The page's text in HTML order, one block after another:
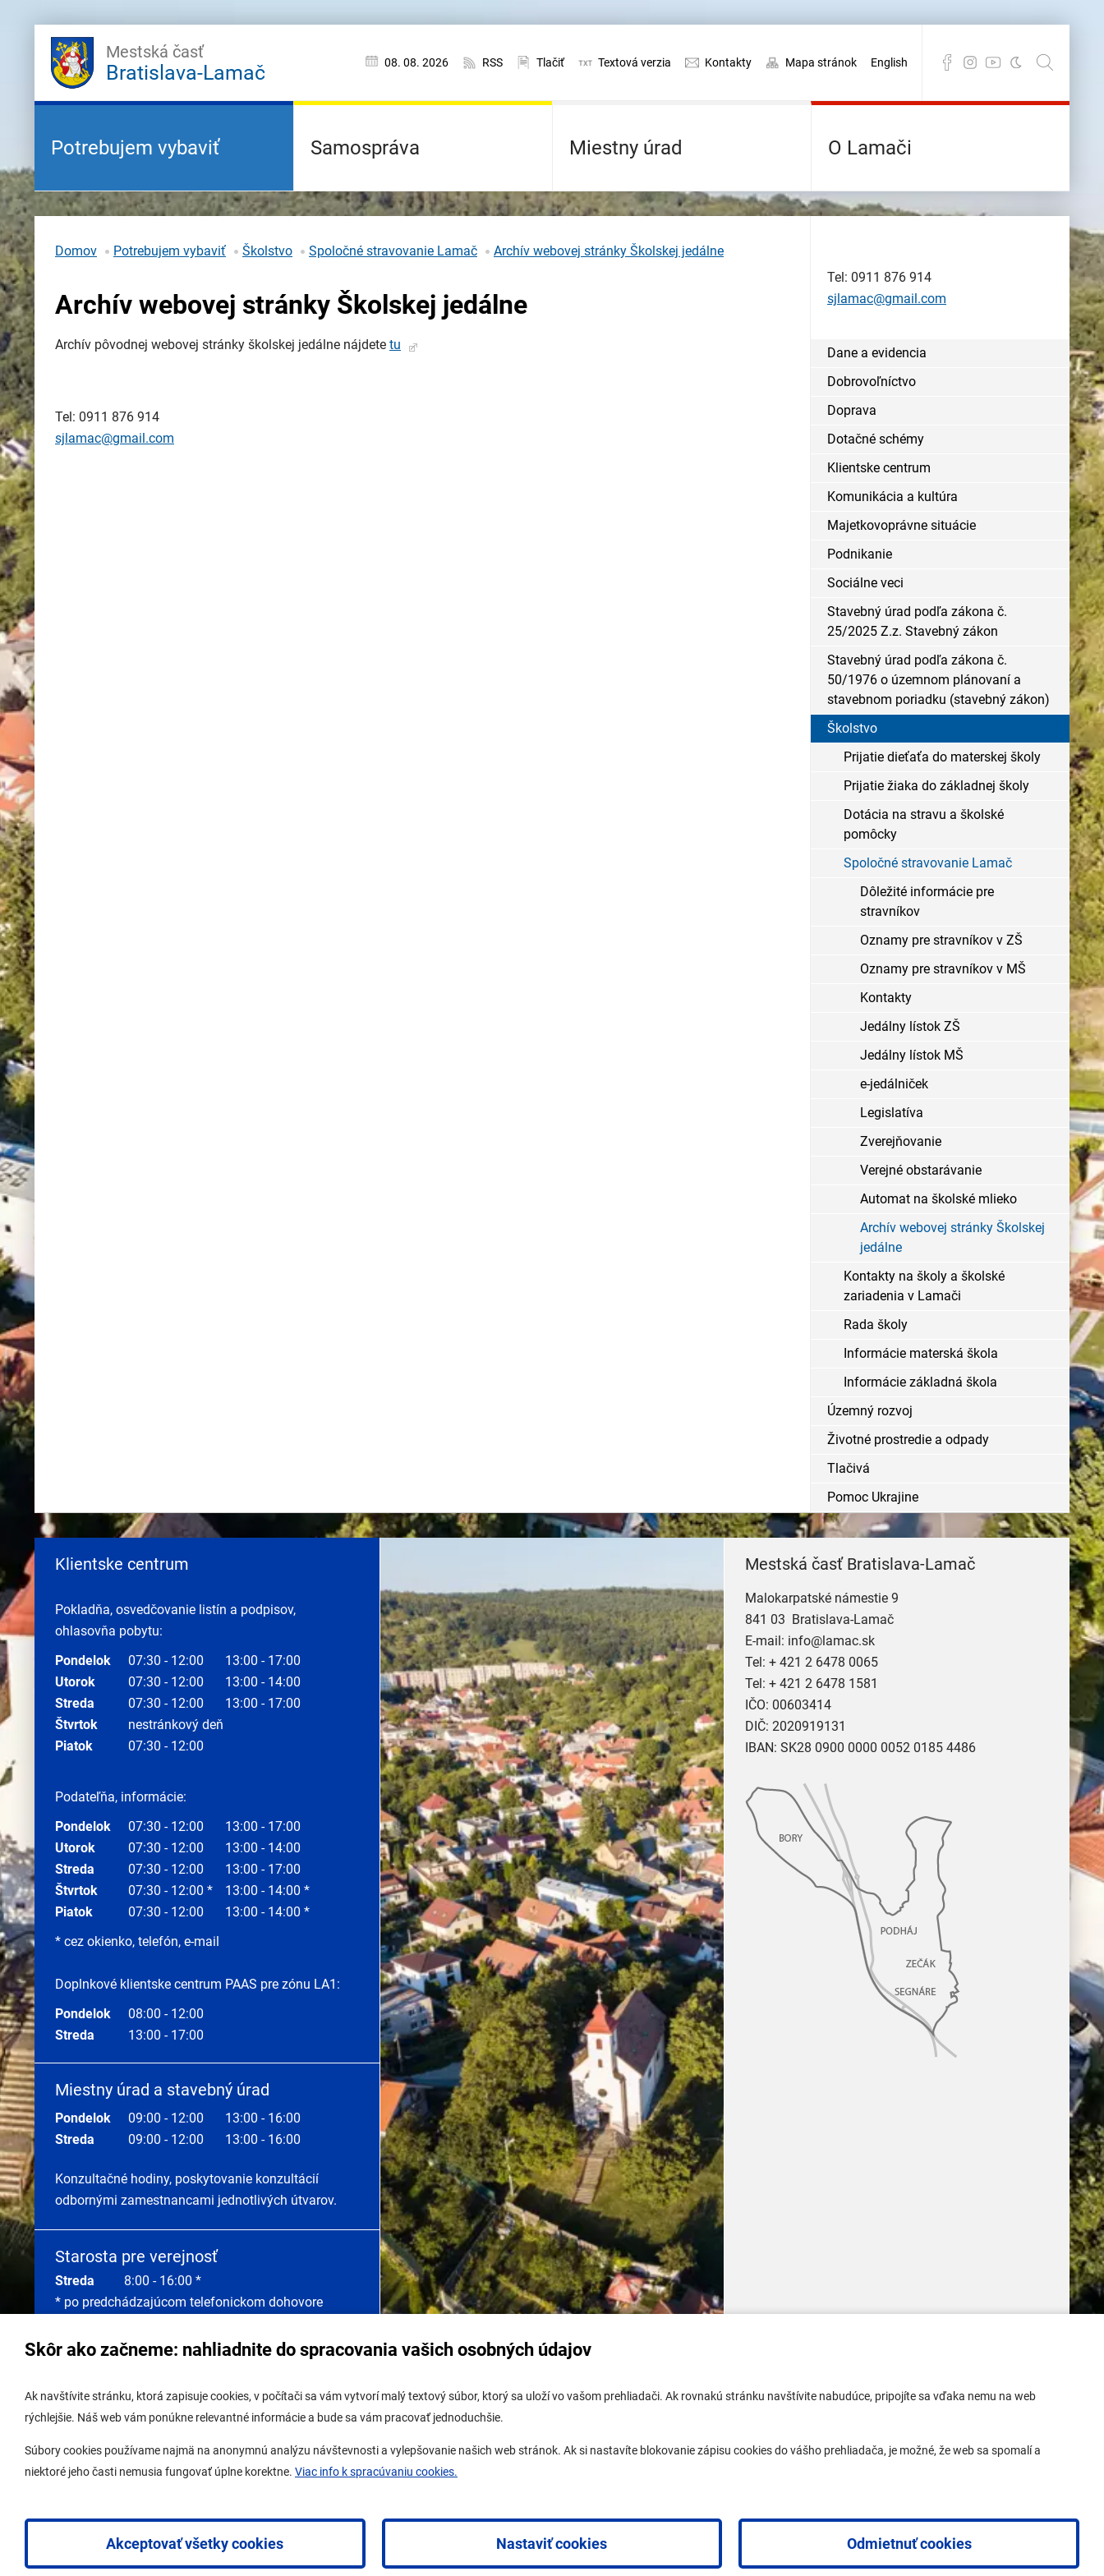
Skôr ako začneme: nahliadnite do spracovania vašich osobných údajov
Ak navštívite stránku, ktorá zapisuje cookies, v počítači sa vám vytvorí malý textový súbor, ktorý sa uloží vo vašom prehliadači. Ak rovnakú stránku navštívite nabudúce, pripojíte sa vďaka nemu na web
rýchlejšie. Náš web vám ponúkne relevantné informácie a bude sa vám pracovať jednoduchšie.
Súbory cookies používame najmä na anonymnú analýzu návštevnosti a vylepšovanie našich web stránok. Ak si nastavíte blokovanie zápisu cookies do vášho prehliadača, je možné, že web sa spomalí a
niektoré jeho časti nemusia fungovať úplne korektne. Viac info k spracúvaniu cookies.
Akceptovať všetky cookies Nastaviť cookies Odmietnuť cookies
Mestská časť
Bratislava-Lamač 08. 08. 2026 RSS Tlačiť Textová verzia Kontakty Mapa stránok English
Potrebujem vybaviť Samospráva Miestny úrad O Lamači
Domov Potrebujem vybaviť Školstvo Spoločné stravovanie Lamač Archív webovej stránky Školskej jedálne
Archív webovej stránky Školskej jedálne
Archív pôvodnej webovej stránky školskej jedálne nájdete tu
Tel: 0911 876 914
sjlamac@gmail.com
Tel: 0911 876 914
sjlamac@gmail.com
Dane a evidencia
Dobrovoľníctvo
Doprava
Dotačné schémy
Klientske centrum
Komunikácia a kultúra
Majetkovoprávne situácie
Podnikanie
Sociálne veci
Stavebný úrad podľa zákona č.
25/2025 Z.z. Stavebný zákon
Stavebný úrad podľa zákona č.
50/1976 o územnom plánovaní a
stavebnom poriadku (stavebný zákon)
Školstvo
Prijatie dieťaťa do materskej školy
Prijatie žiaka do základnej školy
Dotácia na stravu a školské
pomôcky
Spoločné stravovanie Lamač
Dôležité informácie pre
stravníkov
Oznamy pre stravníkov v ZŠ
Oznamy pre stravníkov v MŠ
Kontakty
Jedálny lístok ZŠ
Jedálny lístok MŠ
e-jedálniček
Legislatíva
Zverejňovanie
Verejné obstarávanie
Automat na školské mlieko
Archív webovej stránky Školskej
jedálne
Kontakty na školy a školské
zariadenia v Lamači
Rada školy
Informácie materská škola
Informácie základná škola
Územný rozvoj
Životné prostredie a odpady
Tlačivá
Pomoc Ukrajine
Klientske centrum
Pokladňa, osvedčovanie listín a podpisov,
ohlasovňa pobytu:
Pondelok
07:30 - 12:00
13:00 - 17:00
Utorok
07:30 - 12:00
13:00 - 14:00
Streda
07:30 - 12:00
13:00 - 17:00
Štvrtok
nestránkový deň
Piatok
07:30 - 12:00
Podateľňa, informácie:
Pondelok
07:30 - 12:00
13:00 - 17:00
Utorok
07:30 - 12:00
13:00 - 14:00
Streda
07:30 - 12:00
13:00 - 17:00
Štvrtok
07:30 - 12:00 *
13:00 - 14:00 *
Piatok
07:30 - 12:00
13:00 - 14:00 *
* cez okienko, telefón, e-mail
Doplnkové klientske centrum PAAS pre zónu LA1:
Pondelok
08:00 - 12:00
Streda
13:00 - 17:00
Miestny úrad a stavebný úrad
Pondelok 09:00 - 12:00
13:00 - 16:00
Streda
09:00 - 12:00 13:00 - 16:00
Konzultačné hodiny, poskytovanie konzultácií
odbornými zamestnancami jednotlivých útvarov.
Starosta pre verejnosť
Streda 8:00 - 16:00 *
* po predchádzajúcom telefonickom dohovore
Mestská časť Bratislava-Lamač
Malokarpatské námestie 9
841 03 Bratislava-Lamač
E-mail: info@lamac.sk
Tel:+ 421 2 6478 0065
Tel:+ 421 2 6478 1581
IČO: 00603414
DIČ: 2020919131
IBAN: SK28 0900 0000 0052 0185 4486
info@lamac.sk
0948337317
Ochrana osobných údajov
Úradná tabuľa - životné prostredie
Digitálne mesto
2026 © Mestská časť Bratislava-Lamač|Tvorba web stránok aredakčný systém odAlejTech, spol. s r.o.